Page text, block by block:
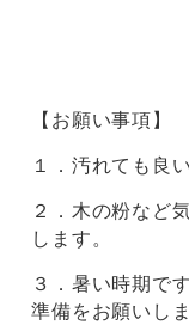
【お願い事項】
１．汚れても良
２．木の粉など
します。
３．暑い時期で
準備をお願いしま